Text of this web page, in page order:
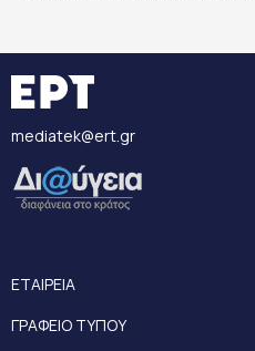
mediatek@ert.gr
ΕΤΑΙΡΕΙΑ
ΓΡΑΦΕΙΟ ΤΥΠΟΥ